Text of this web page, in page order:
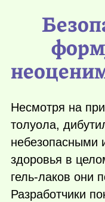
Несмотря на
толуола,
небезопасными
здоровья в
гель-лаков они
Разработчики